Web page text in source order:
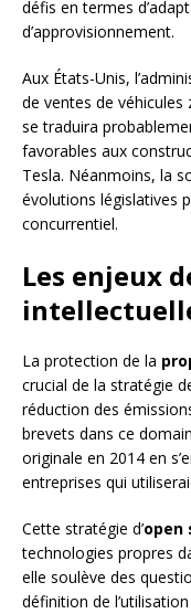
défis en termes
d’approvisionnement.
Aux États-Unis,
de ventes de véhicules
se traduira
favorables aux
Tesla. Néanmoins, la
évolutions législatives
concurrentiel.
Les enjeux
La protection de la
crucial de la stratégie
réduction des
brevets dans ce
originale en 2014 en
entreprises qui
Cette stratégie d’open
technologies propres
elle soulève des
définition de